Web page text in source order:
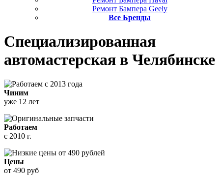
Ремонт Бампера Geely
Все Бренды
Специализированная
автомастерская в Челябинске
Чиним
уже 12 лет
Работаем
с 2010 г.
Цены
от 490 руб